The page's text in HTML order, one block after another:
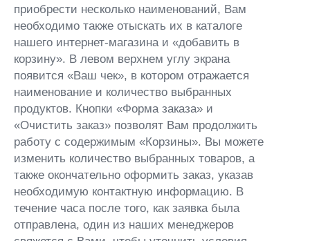
приобрести несколько наименований, Вам
необходимо также отыскать их в каталоге
нашего интернет-магазина и «добавить в
корзину». В левом верхнем углу экрана
появится «Ваш чек», в котором отражается
наименование и количество выбранных
продуктов. Кнопки «Форма заказа» и
«Очистить заказ» позволят Вам продолжить
работу с содержимым «Корзины». Вы можете
изменить количество выбранных товаров, а
также окончательно оформить заказ, указав
необходимую контактную информацию. В
течение часа после того, как заявка была
отправлена, один из наших менеджеров